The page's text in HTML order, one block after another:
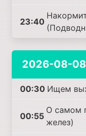
23:40
2026-08-08
00:30 Ищем
00:55
О самом
желез)